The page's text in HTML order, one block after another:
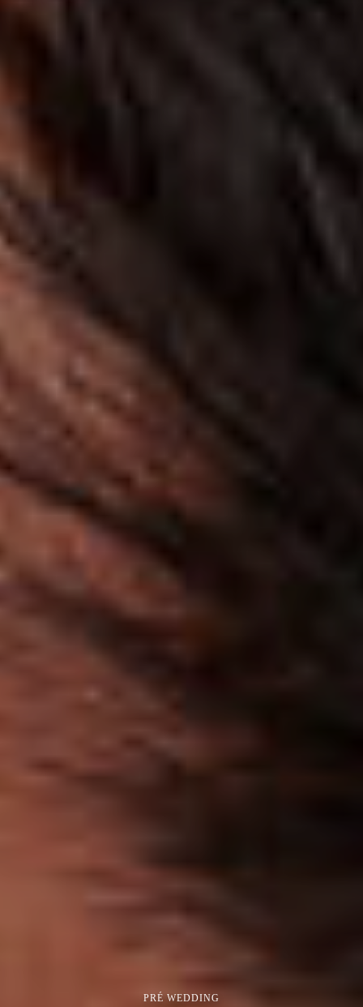
PRÉ WEDDING